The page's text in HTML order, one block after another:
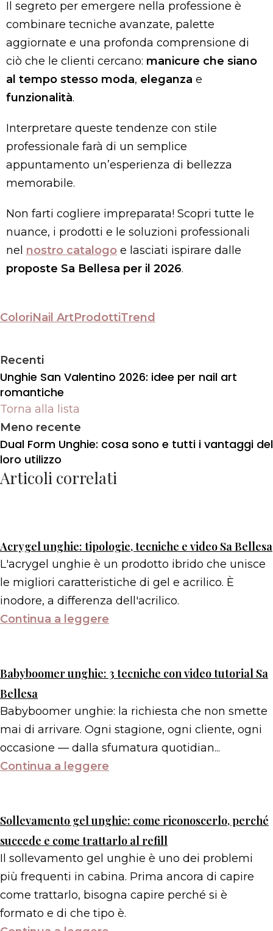
Il segreto per emergere nella professione è
combinare tecniche avanzate, palette
aggiornate e una profonda comprensione di
ciò che le clienti cercano: manicure che siano
al tempo stesso moda, eleganza e
funzionalità.
Interpretare queste tendenze con stile
professionale farà di un semplice
appuntamento un’esperienza di bellezza
memorabile.
Non farti cogliere impreparata! Scopri tutte le
nuance, i prodotti e le soluzioni professionali
nel nostro catalogo e lasciati ispirare dalle
proposte Sa Bellesa per il 2026.
ColoriNail ArtProdottiTrend
Recenti
Unghie San Valentino 2026: idee per nail art
romantiche
Torna alla lista
Meno recente
Dual Form Unghie: cosa sono e tutti i vantaggi del
loro utilizzo
Articoli correlati
Acrygel unghie: tipologie, tecniche e video Sa Bellesa
L'acrygel unghie è un prodotto ibrido che unisce
le migliori caratteristiche di gel e acrilico. È
inodore, a differenza dell'acrilico.
Continua a leggere
Babyboomer unghie: 3 tecniche con video tutorial Sa
Bellesa
Babyboomer unghie: la richiesta che non smette
mai di arrivare. Ogni stagione, ogni cliente, ogni
occasione — dalla sfumatura quotidian...
Continua a leggere
Sollevamento gel unghie: come riconoscerlo, perché
succede e come trattarlo al refill
Il sollevamento gel unghie è uno dei problemi
più frequenti in cabina. Prima ancora di capire
come trattarlo, bisogna capire perché si è
formato e di che tipo è.